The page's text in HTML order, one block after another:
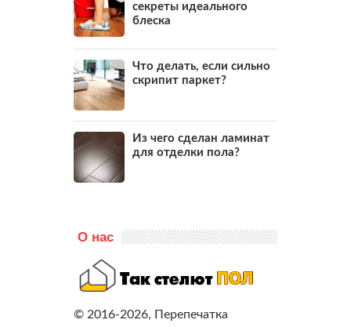
секреты идеального
блеска
Что делать, если сильно
скрипит паркет?
Из чего сделан ламинат
для отделки пола?
О нас
© 2016-2026, Перепечатка